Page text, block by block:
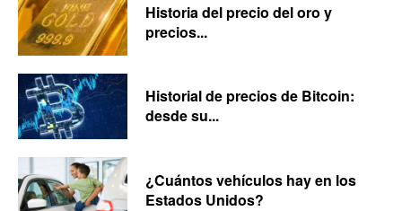
Historia del precio del oro y
precios...
Historial de precios de Bitcoin:
desde su...
¿Cuántos vehículos hay en los
Estados Unidos?